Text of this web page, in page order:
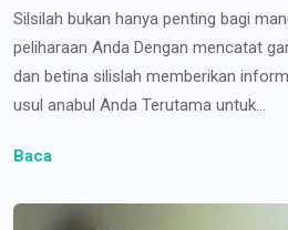
Silsilah bukan hanya penting bagi
peliharaan Anda Dengan mencatat
dan betina silislah memberikan
usul anabul Anda Terutama untuk...
Baca